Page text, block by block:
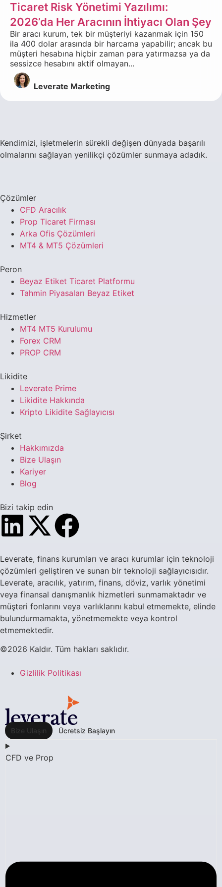
Ticaret Risk Yönetimi Yazılımı:
2026’da Her Aracının İhtiyacı Olan Şey
Bir aracı kurum, tek bir müşteriyi kazanmak için 150
ila 400 dolar arasında bir harcama yapabilir; ancak bu
müşteri hesabına hiçbir zaman para yatırmazsa ya da
sessizce hesabını aktif olmayan...
Leverate Marketing
Kendimizi, işletmelerin sürekli değişen dünyada başarılı
olmalarını sağlayan yenilikçi çözümler sunmaya adadık.
Çözümler
CFD Aracılık
Prop Ticaret Firması
Arka Ofis Çözümleri
MT4 & MT5 Çözümleri
Peron
Beyaz Etiket Ticaret Platformu
Tahmin Piyasaları Beyaz Etiket
Hizmetler
MT4 MT5 Kurulumu
Forex CRM
PROP CRM
Likidite
Leverate Prime
Likidite Hakkında
Kripto Likidite Sağlayıcısı
Şirket
Hakkımızda
Bize Ulaşın
Kariyer
Blog
Bizi takip edin
Leverate, finans kurumları ve aracı kurumlar için teknoloji
çözümleri geliştiren ve sunan bir teknoloji sağlayıcısıdır.
Leverate, aracılık, yatırım, finans, döviz, varlık yönetimi
veya finansal danışmanlık hizmetleri sunmamaktadır ve
müşteri fonlarını veya varlıklarını kabul etmemekte, elinde
bulundurmamakta, yönetmemekte veya kontrol
etmemektedir.
©2026 Kaldır. Tüm hakları saklıdır.
Gizlilik Politikası
Bize Ulaşın Ücretsiz Başlayın
CFD ve Prop